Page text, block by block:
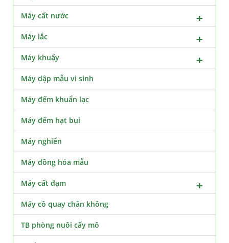
Máy cất nước
Máy lắc
Máy khuấy
Máy dập mẫu vi sinh
Máy đếm khuẩn lạc
Máy đếm hạt bụi
Máy nghiền
Máy đồng hóa mẫu
Máy cất đạm
Máy cô quay chân không
TB phòng nuôi cấy mô